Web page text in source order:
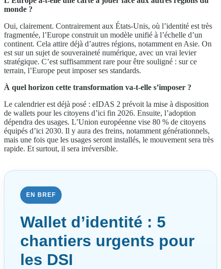
monde ?
Oui, clairement. Contrairement aux États-Unis, où l’identité est très
fragmentée, l’Europe construit un modèle unifié à l’échelle d’un
continent. Cela attire déjà d’autres régions, notamment en Asie. On
est sur un sujet de souveraineté numérique, avec un vrai levier
stratégique. C’est suffisamment rare pour être souligné : sur ce
terrain, l’Europe peut imposer ses standards.
À quel horizon cette transformation va-t-elle s’imposer ?
Le calendrier est déjà posé : eIDAS 2 prévoit la mise à disposition
de wallets pour les citoyens d’ici fin 2026. Ensuite, l’adoption
dépendra des usages. L’Union européenne vise 80 % de citoyens
équipés d’ici 2030. Il y aura des freins, notamment générationnels,
mais une fois que les usages seront installés, le mouvement sera très
rapide. Et surtout, il sera irréversible.
EN BREF
Wallet d’identité : 5
chantiers urgents pour
les DSI